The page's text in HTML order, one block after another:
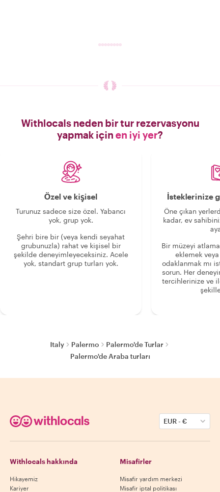
Withlocals neden bir tur rezervasyonu
yapmak için en iyi yer?
Özel ve kişisel
Turunuz sadece size özel. Yabancı
yok, grup yok.
Şehri bire bir (veya kendi seyahat
grubunuzla) rahat ve kişisel bir
şekilde deneyimleyeceksiniz. Acele
yok, standart grup turları yok.
İsteklerinize
Öne çıkan
kadar, ev
Bir müzeyi
eklemek
odaklanmak mı
sorun. Her
tercihlerinize ve
Italy Palermo
Palermo'de Turlar
Palermo'de Araba turları
EUR-€
Withlocals hakkında
Hikayemiz
Kariyer
Misafirler
Misafir yardım merkezi
Misafir iptal politikası